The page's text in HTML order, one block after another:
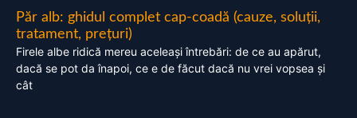
Păr alb: ghidul complet cap-coadă (cauze, soluții,
tratament, prețuri)
Firele albe ridică mereu aceleași întrebări: de ce au apărut,
dacă se pot da înapoi, ce e de făcut dacă nu vrei vopsea și
cât